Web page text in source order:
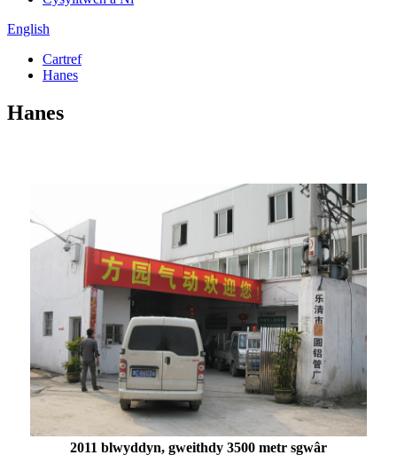
English
Cartref
Hanes
Hanes
2011 blwyddyn, gweithdy 3500 metr sgwâr